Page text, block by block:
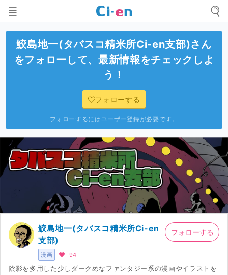
鮫島地一(タバスコ精米所Ci-en支部)さん
をフォローして、最新情報をチェックしよ
う！
フォローする
フォローするにはユーザー登録が必要です。
漫画
鮫島地一(タバスコ精米所Ci-en
支部)
94
陰影を多用した少しダークめなファンタジー系の漫画やイラストを
フォローする